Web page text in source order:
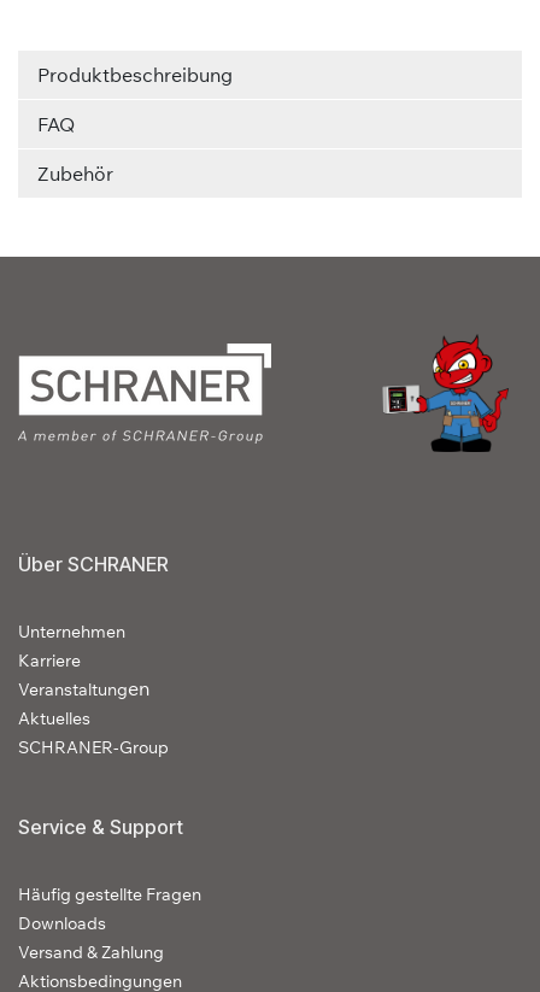
Produktbeschreibung
FAQ
Zubehör
Über SCHRANER
Unternehmen
Karriere
Veranstaltungen
Aktuelles
SCHRANER-Group
Service & Support
Häufig gestellte Fragen
Downloads
Versand & Zahlung
Aktionsbedingungen